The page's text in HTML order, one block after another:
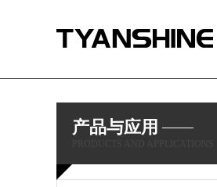
产品与应用